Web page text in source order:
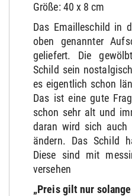
Größe: 40 x 8 cm
Das Emailleschild in
oben genannter
geliefert. Die
Schild sein
es eigentlich schon
Das ist eine gute
schon sehr alt und
daran wird sich
ändern. Das Schild
Diese sind mit
versehen
„Preis gilt nur